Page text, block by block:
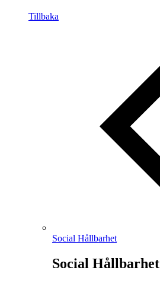
Tillbaka
Social Hållbarhet
Social Hållbarhet